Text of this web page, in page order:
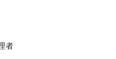
者